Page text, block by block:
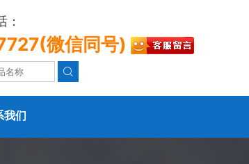
：
微信同号)

我们